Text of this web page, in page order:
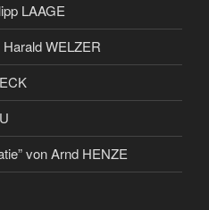
LAAGE
WELZER
von Arnd HENZE